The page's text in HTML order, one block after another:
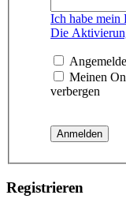
Ich habe mein
Die
Meinen
verbergen
Registrieren